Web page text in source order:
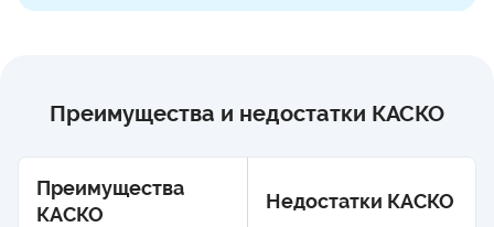
Преимущества и недостатки КАСКО
Преимущества
КАСКО
Недостатки КАСКО